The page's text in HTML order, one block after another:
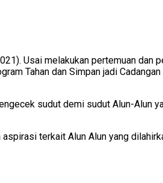
Usai melakukan pertemuan dan
Tahan dan Simpan jadi
sudut demi sudut Alun-Alun
terkait Alun Alun yang